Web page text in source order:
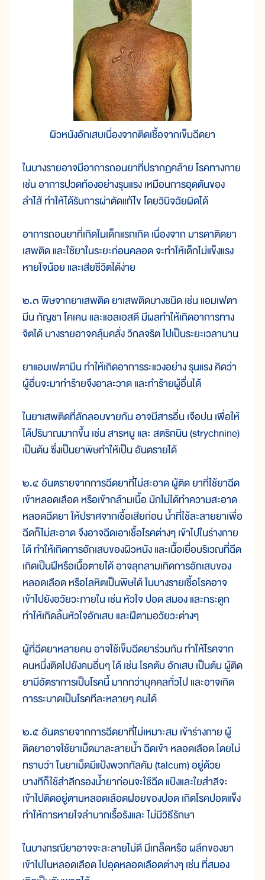
ผิวหนังอักเสบเนื่องจากติดเชื้อจากเข็มฉีดยา
ในบางรายอาจมีอาการถอนยาที่ปรากฏคล้าย โรคทางกาย
เช่น อาการปวดท้องอย่างรุนแรง เหมือนการอุดตันของ
ลำไส้ ทำให้ได้รับการผ่าตัดแก้ไข โดยวินิจฉัยผิดได้
อาการถอนยาที่เกิดในเด็กแรกเกิด เนื่องจาก มารดาติดยา
เสพติด และใช้ยาในระยะก่อนคลอด จะทำให้เด็กไม่แข็งแรง
หายใจน้อย และเสียชีวิตได้ง่าย
๒.๓ พิษจากยาเสพติด ยาเสพติดบางชนิด เช่น แอมเฟตา
มีน กัญชา โคเคน และแอลเอสดี มีผลทำให้เกิดอาการทาง
จิตได้ บางรายอาจคลุ้มคลั่ง วิกลจริต ไปเป็นระยะเวลานาน
ยาแอมเฟตามีน ทำให้เกิดอาการระแวงอย่าง รุนแรง คิดว่า
ผู้อื่นจะมาทำร้ายจึงอาละวาด และทำร้ายผู้อื่นได้
ในยาเสพติดที่ลักลอบขายกัน อาจมีสารอื่น เจือปน เพื่อให้
ได้ปริมาณมากขึ้น เช่น สารหนู และ สตริกนิน (strychnine)
เป็นต้น ซึ่งเป็นยาพิษทำให้เป็น อันตรายได้
๒.๔ อันตรายจากการฉีดยาที่ไม่สะอาด ผู้ติด ยาที่ใช้ยาฉีด
เข้าหลอดเลือด หรือเข้ากล้ามเนื้อ มักไม่ได้ทำความสะอาด
หลอดฉีดยา ให้ปราศจากเชื้อเสียก่อน น้ำที่ใช้ละลายยาเพื่อ
ฉีดก็ไม่สะอาด จึงอาจฉีดเอาเชื้อโรคต่างๆ เข้าไปในร่างกาย
ได้ ทำให้เกิดการอักเสบของผิวหนัง และเนื้อเยื่อบริเวณที่ฉีด
เกิดเป็นฝีหรือเนื้อตายได้ อาจลุกลามเกิดการอักเสบของ
หลอดเลือด หรือโลหิตเป็นพิษได้ ในบางรายเชื้อโรคอาจ
เข้าไปยังอวัยวะภายใน เช่น หัวใจ ปอด สมอง และกระดูก
ทำให้เกิดลิ้นหัวใจอักเสบ และฝีตามอวัยวะต่างๆ
ผู้ที่ฉีดยาหลายคน อาจใช้เข็มฉีดยาร่วมกัน ทำให้โรคจาก
คนหนึ่งติดไปยังคนอื่นๆ ได้ เช่น โรคตับ อักเสบ เป็นต้น ผู้ติด
ยามีอัตราการเป็นโรคนี้ มากกว่าบุคคลทั่วไป และอาจเกิด
การระบาดเป็นโรคทีละหลายๆ คนได้
๒.๕ อันตรายจากการฉีดยาที่ไม่เหมาะสม เข้าร่างกาย ผู้
ติดยาอาจใช้ยาเม็ดมาละลายน้ำ ฉีดเข้า หลอดเลือด โดยไม่
ทราบว่า ในยาเม็ดมีแป้งพวกทัลคัม (talcum) อยู่ด้วย
บางทีก็ใช้สำลีกรองน้ำยาก่อนจะใช้ฉีด แป้งและใยสำลีจะ
เข้าไปติดอยู่ตามหลอดเลือดฝอยของปอด เกิดโรคปอดแข็ง
ทำให้การหายใจลำบากเรื้อรังและ ไม่มีวิธีรักษา
ในบางกรณียาอาจจะละลายไม่ดี มีเกล็ดหรือ ผลึกของยา
เข้าไปในหลอดเลือด ไปอุดหลอดเลือดต่างๆ เช่น ที่สมอง